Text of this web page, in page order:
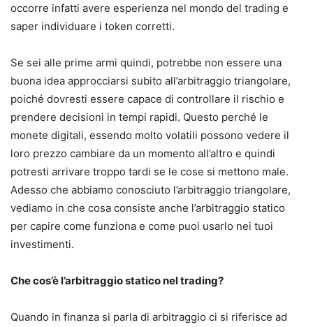
occorre infatti avere esperienza nel mondo del trading e
saper individuare i token corretti.
Se sei alle prime armi quindi, potrebbe non essere una
buona idea approcciarsi subito all’arbitraggio triangolare,
poiché dovresti essere capace di controllare il rischio e
prendere decisioni in tempi rapidi. Questo perché le
monete digitali, essendo molto volatili possono vedere il
loro prezzo cambiare da un momento all’altro e quindi
potresti arrivare troppo tardi se le cose si mettono male.
Adesso che abbiamo conosciuto l’arbitraggio triangolare,
vediamo in che cosa consiste anche l’arbitraggio statico
per capire come funziona e come puoi usarlo nei tuoi
investimenti.
Che cos’è l’arbitraggio statico nel trading?
Quando in finanza si parla di arbitraggio ci si riferisce ad